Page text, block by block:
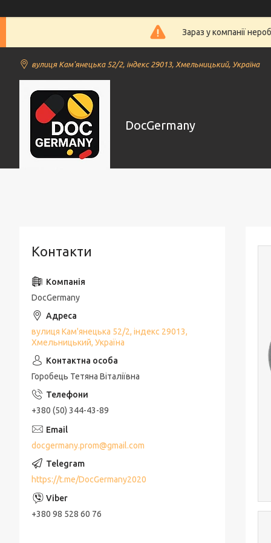
Зараз у компанії
вулиця Кам'янецька 52/2, індекс 29013, Хмельницький, Україна
DocGermany
Контакти
DocGermany
вулиця Кам'янецька 52/2, індекс 29013,
Хмельницький, Україна
Горобець Тетяна Віталіївна
+380 (50) 344-43-89
docgermany.prom@gmail.com
https://t.me/DocGermany2020
+380 98 528 60 76